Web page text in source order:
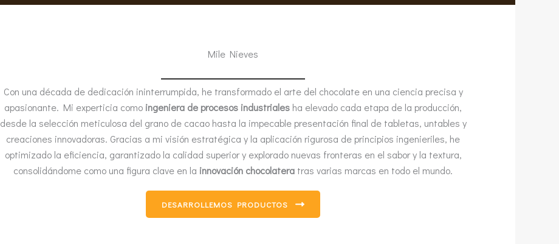
Mile Nieves
Con una década de dedicación ininterrumpida, he transformado el arte del chocolate en una ciencia precisa y
apasionante. Mi experticia como ingeniera de procesos industriales ha elevado cada etapa de la producción,
desde la selección meticulosa del grano de cacao hasta la impecable presentación final de tabletas, untables y
creaciones innovadoras. Gracias a mi visión estratégica y la aplicación rigurosa de principios ingenieriles, he
optimizado la eficiencia, garantizado la calidad superior y explorado nuevas fronteras en el sabor y la textura,
consolidándome como una figura clave en la innovación chocolatera tras varias marcas en todo el mundo.
DESARROLLEMOS PRODUCTOS